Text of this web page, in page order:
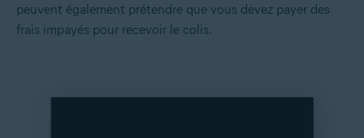
peuvent également prétendre que vous devez payer des
frais impayés pour recevoir le colis.